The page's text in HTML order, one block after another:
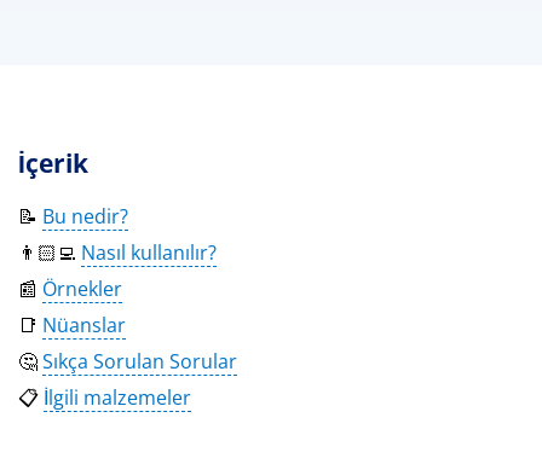
İçerik
📝 Bu nedir?
👨🏻‍💻 Nasıl kullanılır?
📰 Örnekler
📑 Nüanslar
🤔Sıkça Sorulan Sorular
📋 İlgili malzemeler